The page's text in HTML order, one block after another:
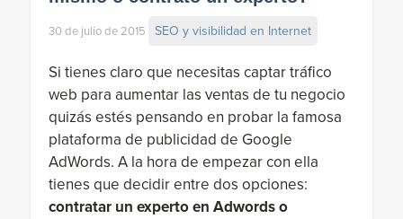
30 de julio de 2015 SEO y visibilidad en Internet
Si tienes claro que necesitas captar tráfico
web para aumentar las ventas de tu negocio
quizás estés pensando en probar la famosa
plataforma de publicidad de Google
AdWords. A la hora de empezar con ella
tienes que decidir entre dos opciones:
contratar un experto en Adwords o